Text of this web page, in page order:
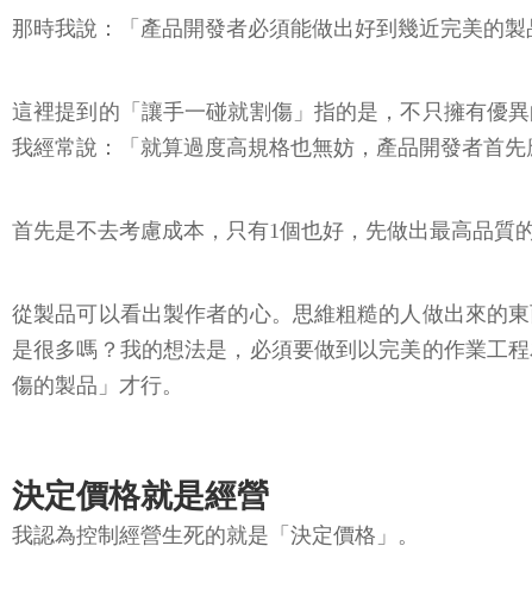
那時我說：「產品開發者必須能做出好到幾近完美的
這裡提到的「讓手一碰就割傷」指的是，不只擁有優
我經常說：「就算過度高規格也無妨，產品開發者首
首先是不去考慮成本，只有1個也好，先做出最高品質
從製品可以看出製作者的心。思維粗糙的人做出來的
是很多嗎？我的想法是，必須要做到以完美的作業工
傷的製品」才行。
決定價格就是經營
我認為控制經營生死的就是「決定價格」。